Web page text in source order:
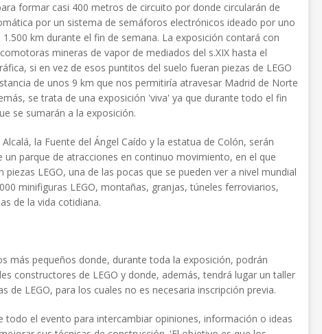
formar casi 400 metros de circuito por donde circularán de
por un sistema de semáforos electrónicos ideado por uno
km durante el fin de semana. La exposición contará con
mineras de vapor de mediados del s.XIX hasta el
si en vez de esos puntitos del suelo fueran piezas de LEGO
de unos 9 km que nos permitiría atravesar Madrid de Norte
se trata de una exposición 'viva' ya que durante todo el fin
se sumarán a la exposición.
la Fuente del Ángel Caído y la estatua de Colón, serán
parque de atracciones en continuo movimiento, en el que
LEGO, una de las pocas que se pueden ver a nivel mundial
minifiguras LEGO, montañas, granjas, túneles ferroviarios,
de la vida cotidiana.
más pequeños donde, durante toda la exposición, podrán
constructores de LEGO y donde, además, tendrá lugar un taller
de LEGO, para los cuales no es necesaria inscripción previa.
el evento para intercambiar opiniones, información o ideas